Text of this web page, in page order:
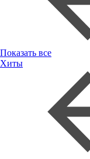
Показать все
Хиты